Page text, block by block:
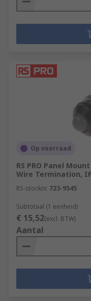
Op voorraad
RS PRO Panel
Wire Termination,
RS-stocknr. 723-9545
Subtotaal (1 eenheid)
€ 15,52(excl. BTW)
Aantal